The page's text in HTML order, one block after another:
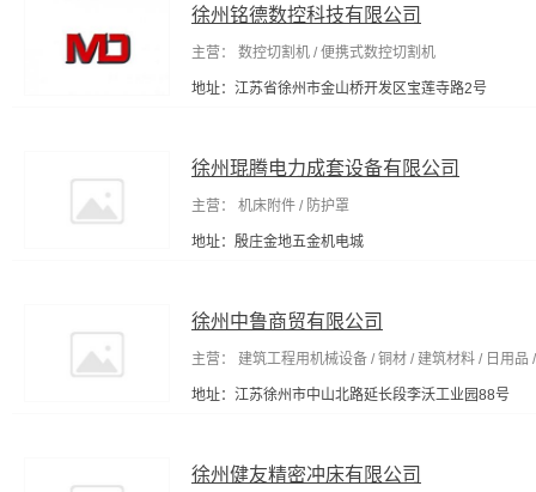
工具包/工具箱 纸加工机械 能源产品代理
打气筒 肉牛养殖 其他未分类
徐州铭德数控科技有限公司
主营： 数控切割机 / 便携式数控切割机
地址：江苏省徐州市金山桥开发区宝莲寺路2号
徐州琨腾电力成套设备有限公司
主营： 机床附件 / 防护罩
地址：殷庄金地五金机电城
徐州中鲁商贸有限公司
主营： 建筑工程用机械设备 / 铜材 / 建筑材料 / 日用
地址：江苏徐州市中山北路延长段李沃工业园88号
徐州健友精密冲床有限公司